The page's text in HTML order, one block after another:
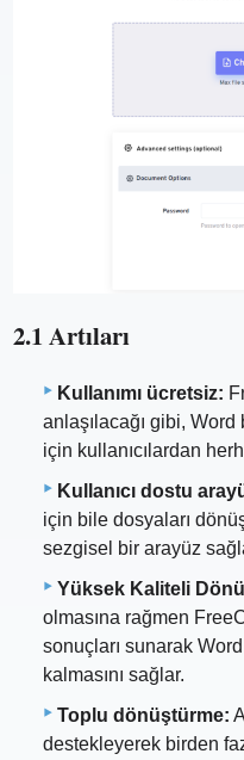
2.1 Artıları
Kullanımı ücretsiz:
anlaşılacağı gibi,
için kullanıcılardan
Kullanıcı dostu
için bile dosyaları
sezgisel bir arayüz
Yüksek Kaliteli
olmasına rağmen
sonuçları sunarak
kalmasını sağlar.
Toplu dönüştürme:
destekleyerek birden